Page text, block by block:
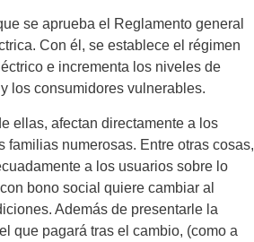
se aprueba el Reglamento general
Con él, se establece el régimen
e incrementa los niveles de
los consumidores vulnerables.
ellas, afectan directamente a los
numerosas. Entre otras cosas,
a los usuarios sobre lo
bono social quiere cambiar al
Además de presentarle la
que pagará tras el cambio, (como a